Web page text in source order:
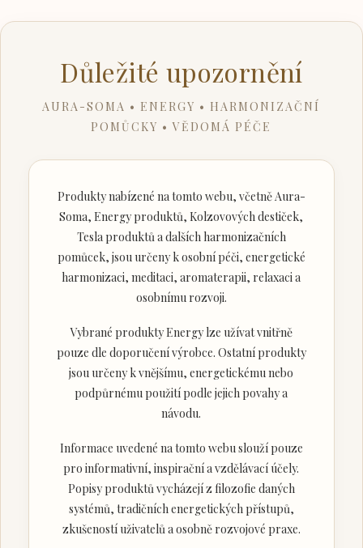
Důležité upozornění
AURA-SOMA • ENERGY • HARMONIZAČNÍ
POMŮCKY • VĚDOMÁ PÉČE
Produkty nabízené na tomto webu, včetně Aura-
Soma, Energy produktů, Kolzovových destiček,
Tesla produktů a dalších harmonizačních
pomůcek, jsou určeny k osobní péči, energetické
harmonizaci, meditaci, aromaterapii, relaxaci a
osobnímu rozvoji.
Vybrané produkty Energy lze užívat vnitřně
pouze dle doporučení výrobce. Ostatní produkty
jsou určeny k vnějšímu, energetickému nebo
podpůrnému použití podle jejich povahy a
návodu.
Informace uvedené na tomto webu slouží pouze
pro informativní, inspirační a vzdělávací účely.
Popisy produktů vycházejí z filozofie daných
systémů, tradičních energetických přístupů,
zkušeností uživatelů a osobně rozvojové praxe.